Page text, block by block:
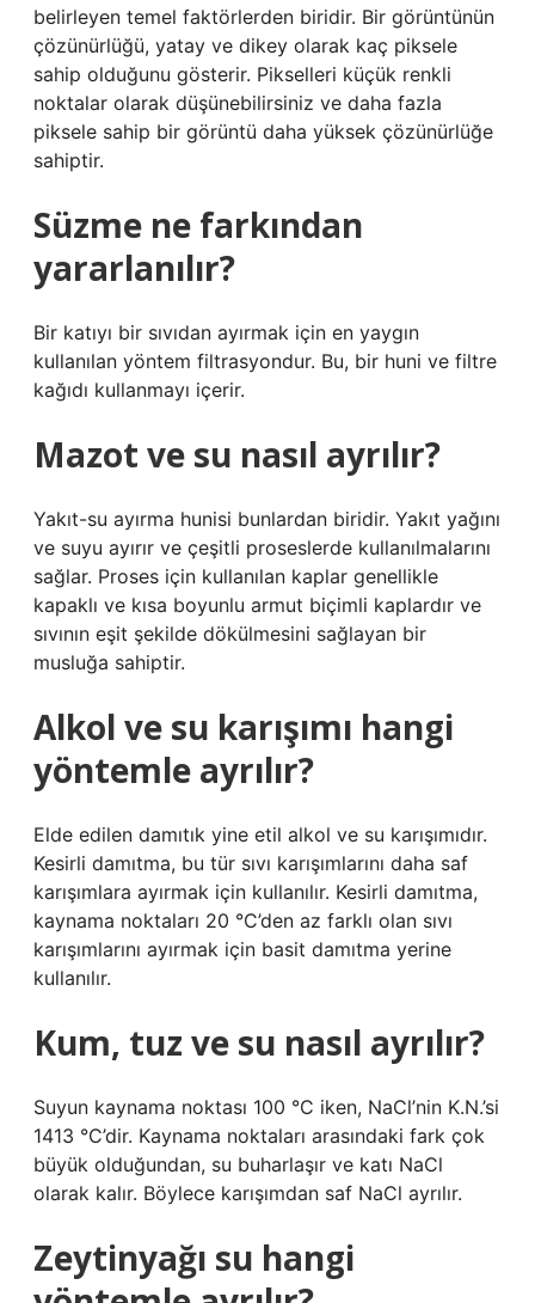
belirleyen temel faktörlerden biridir. Bir görüntünün
çözünürlüğü, yatay ve dikey olarak kaç piksele
sahip olduğunu gösterir. Pikselleri küçük renkli
noktalar olarak düşünebilirsiniz ve daha fazla
piksele sahip bir görüntü daha yüksek çözünürlüğe
sahiptir.
Süzme ne farkından
yararlanılır?
Bir katıyı bir sıvıdan ayırmak için en yaygın
kullanılan yöntem filtrasyondur. Bu, bir huni ve filtre
kağıdı kullanmayı içerir.
Mazot ve su nasıl ayrılır?
Yakıt-su ayırma hunisi bunlardan biridir. Yakıt yağını
ve suyu ayırır ve çeşitli proseslerde kullanılmalarını
sağlar. Proses için kullanılan kaplar genellikle
kapaklı ve kısa boyunlu armut biçimli kaplardır ve
sıvının eşit şekilde dökülmesini sağlayan bir
musluğa sahiptir.
Alkol ve su karışımı hangi
yöntemle ayrılır?
Elde edilen damıtık yine etil alkol ve su karışımıdır.
Kesirli damıtma, bu tür sıvı karışımlarını daha saf
karışımlara ayırmak için kullanılır. Kesirli damıtma,
kaynama noktaları 20 °C’den az farklı olan sıvı
karışımlarını ayırmak için basit damıtma yerine
kullanılır.
Kum, tuz ve su nasıl ayrılır?
Suyun kaynama noktası 100 °C iken, NaCl’nin K.N.’si
1413 °C’dir. Kaynama noktaları arasındaki fark çok
büyük olduğundan, su buharlaşır ve katı NaCl
olarak kalır. Böylece karışımdan saf NaCl ayrılır.
Zeytinyağı su hangi